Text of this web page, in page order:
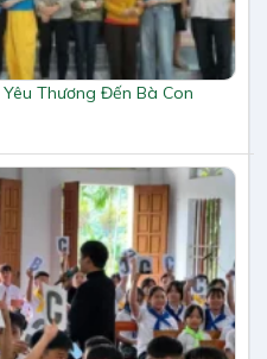
Thương Đến Bà Con